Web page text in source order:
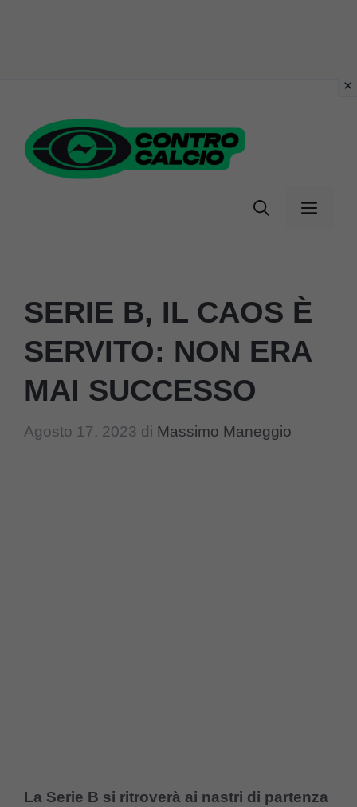
contenuto
Menu
SERIE B, IL CAOS È
SERVITO: NON ERA
MAI SUCCESSO
Agosto 17, 2023 di Massimo Maneggio
La Serie B si ritroverà ai nastri di partenza